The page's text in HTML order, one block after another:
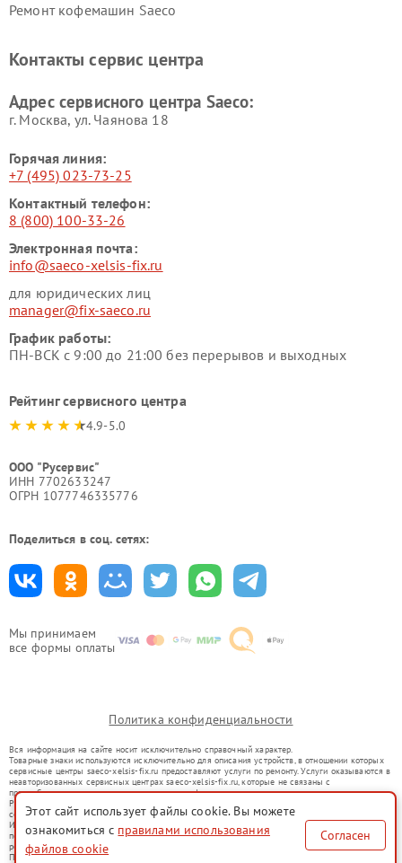
Мы принимаем
все формы оплаты
Ремонт кофемашин Saeco
Контакты сервис центра
Адрес сервисного центра Saeco:
г. Москва, ул. Чаянова 18
Горячая линия:
+7 (495) 023-73-25
Контактный телефон:
8 (800) 100-33-26
Электронная почта:
info@saeco-xelsis-fix.ru
для юридических лиц
manager@fix-saeco.ru
График работы:
ПН-ВСК с 9:00 до 21:00 без перерывов и выходных
Рейтинг сервисного центра
4.9-5.0
ООО "Русервис"
ИНН 7702633247
ОГРН 1077746335776
Поделиться в соц. сетях:
Политика конфиденциальности
Вся информация на сайте носит исключительно справочный характер.
Товарные знаки используются исключительно для описания устройств, в отношении которых
сервисные центры saeco-xelsis-fix.ru предоставляют услуги по ремонту. Услуги оказываются в
неавторизованных сервисных центрах saeco-xelsis-fix.ru, которые не связаны с
правообладателями товарных знаков или их официальными представителями.
Ремонт осуществляется для устройств, уже введенных в гражданский оборот в соответствии
со статьей 1487 ГК РФ.
Использование товарных знаков не преследует цели индивидуализации услуг или введения
потребителей в заблуждение, а служит для информирования о предоставляемых услугах по
ремонту техники указанных брендов.
Представленная на сайте информация не является публичной офертой, определяемой
Этот сайт использует файлы cookie. Вы можете
ознакомиться с правилами использования
файлов cookie
Согласен